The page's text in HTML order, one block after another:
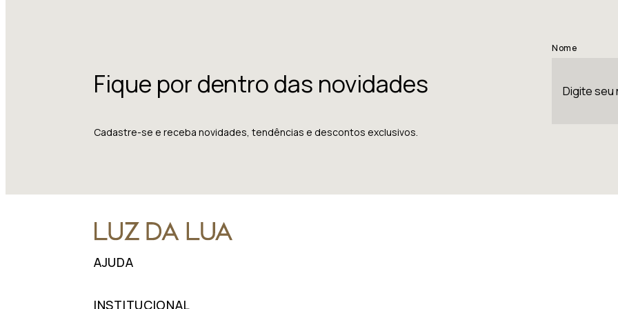
Fique por dentro das novidades
Cadastre-se e receba novidades, tendências e descontos exclusivos.
Nome
AJUDA
INSTITUCIONAL